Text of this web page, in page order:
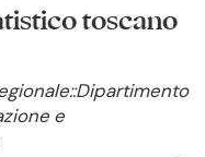
toscano
e